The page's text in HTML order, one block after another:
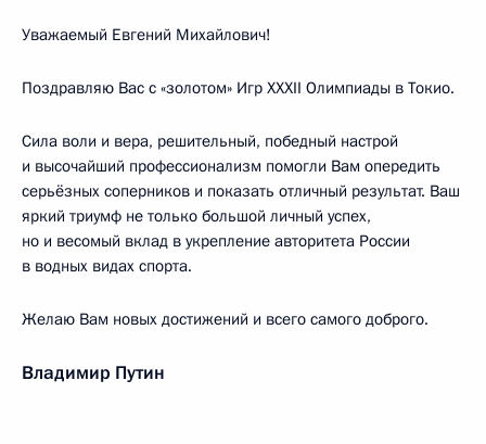
Уважаемый Евгений Михайлович!
Поздравляю Вас с «золотом» Игр XXXII Олимпиады в Токио.
Сила воли и вера, решительный, победный настрой
и высочайший профессионализм помогли Вам опередить
серьёзных соперников и показать отличный результат. Ваш
яркий триумф не только большой личный успех,
но и весомый вклад в укрепление авторитета России
в водных видах спорта.
Желаю Вам новых достижений и всего самого доброго.
Владимир Путин